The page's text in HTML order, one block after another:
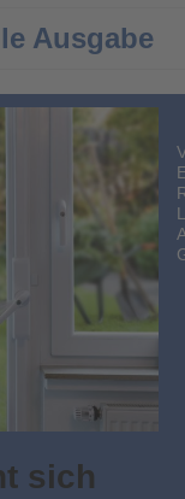
Ausgabe
sich
L